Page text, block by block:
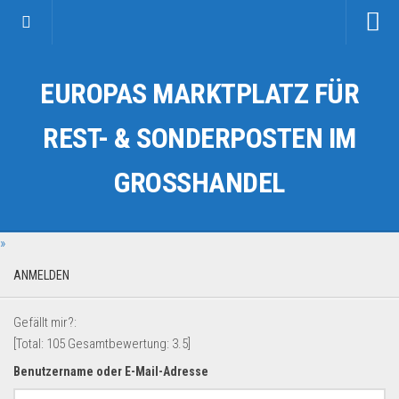
Kategorien
Auto & Motorrad
Fahrzeuge & Transport
Geschäft, Büro & Schreibwaren
Geschenkartikel
Kosmetik & Pflege
EUROPAS MARKTPLATZ FÜR
REST- & SONDERPOSTEN IM
GROSSHANDEL
»
ANMELDEN
Gefällt mir?:
[Total: 105 Gesamtbewertung: 3.5
Benutzername oder E-Mail-Adresse